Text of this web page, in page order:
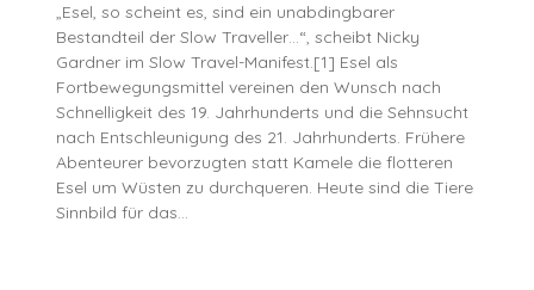
„Esel, so scheint es, sind ein unabdingbarer
Bestandteil der Slow Traveller…“, scheibt Nicky
Gardner im Slow Travel-Manifest.[1] Esel als
Fortbewegungsmittel vereinen den Wunsch nach
Schnelligkeit des 19. Jahrhunderts und die Sehnsucht
nach Entschleunigung des 21. Jahrhunderts. Frühere
Abenteurer bevorzugten statt Kamele die flotteren
Esel um Wüsten zu durchqueren. Heute sind die Tiere
Sinnbild für das…